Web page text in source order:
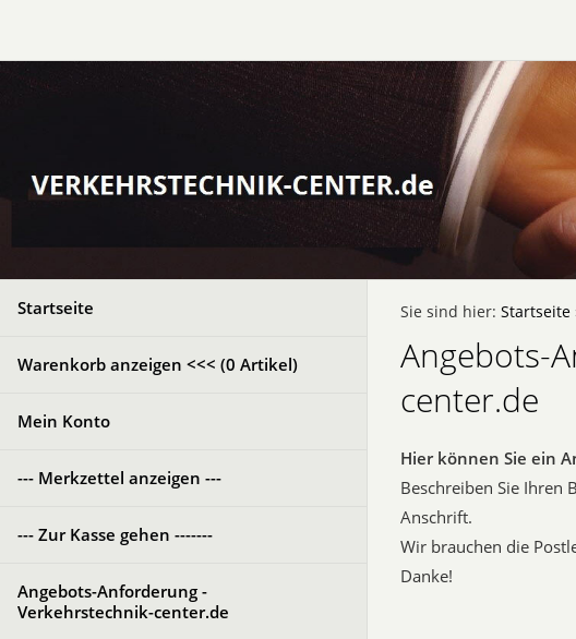
Startseite
Warenkorb anzeigen <<< (0 Artikel)
Mein Konto
--- Merkzettel anzeigen ---
--- Zur Kasse gehen -------
Angebots-Anforderung -
Verkehrstechnik-center.de
Sie sind hier: Startseite
Angebots-
center.de
Hier können Sie ein
Beschreiben Sie Ihren
Anschrift.
Wir brauchen die
Danke!